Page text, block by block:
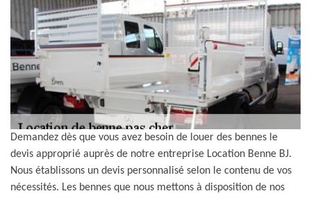
Demandez dès que vous avez besoin de louer des bennes le
devis approprié auprès de notre entreprise Location Benne BJ.
Nous établissons un devis personnalisé selon le contenu de vos
nécessités. Les bennes que nous mettons à disposition de nos